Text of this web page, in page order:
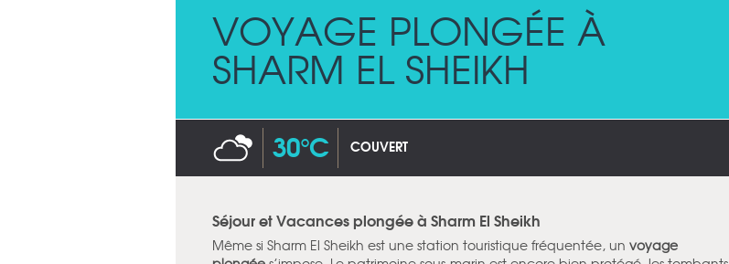
VOYAGE PLONGÉE À
SHARM EL SHEIKH
30°C COUVERT
Séjour et Vacances plongée à Sharm El Sheikh
Même si Sharm El Sheikh est une station touristique fréquentée, un voyage